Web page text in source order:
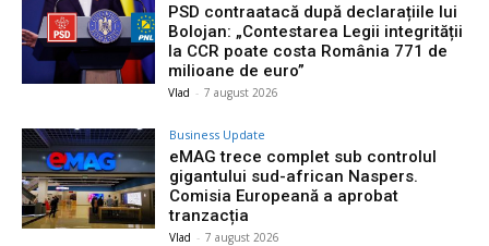
PSD contraatacă după declarațiile lui
Bolojan: „Contestarea Legii integrității
la CCR poate costa România 771 de
milioane de euro”
Vlad - 7 august 2026
Business Update
eMAG trece complet sub controlul
gigantului sud-african Naspers.
Comisia Europeană a aprobat
tranzacția
Vlad - 7 august 2026